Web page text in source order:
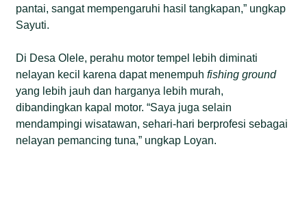
pantai, sangat mempengaruhi hasil tangkapan,” ungkap
Sayuti.
Di Desa Olele, perahu motor tempel lebih diminati
nelayan kecil karena dapat menempuhfishing ground
yang lebih jauh dan harganya lebih murah,
dibandingkan kapal motor. “Saya juga selain
mendampingi wisatawan, sehari-hari berprofesi sebagai
nelayan pemancing tuna,” ungkap Loyan.